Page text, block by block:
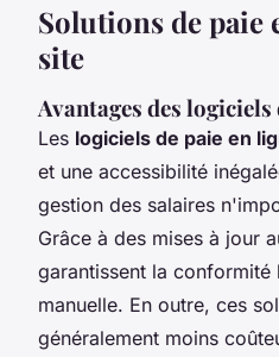
Solutions de paie
site
Avantages des logiciels
Les logiciels de paie en
et une accessibilité
gestion des salaires
Grâce à des mises à jour
garantissent la conformité
manuelle. En outre, ces
généralement moins